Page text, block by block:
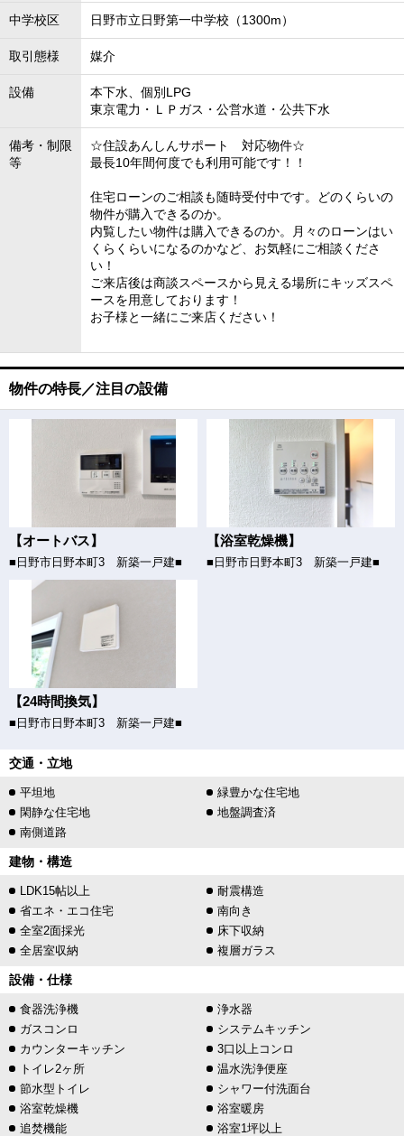
中学校区 日野市立日野第一中学校（1300m）
取引態様 媒介
設備
本下水、個別LPG
東京電力・ＬＰガス・公営水道・公共下水
備考・制限
等
☆住設あんしんサポート 対応物件☆
最長10年間何度でも利用可能です！！
住宅ローンのご相談も随時受付中です。どのくらいの
物件が購入できるのか。
内覧したい物件は購入できるのか。月々のローンはい
くらくらいになるのかなど、お気軽にご相談くださ
い！
ご来店後は商談スペースから見える場所にキッズスペ
ースを用意しております！
お子様と一緒にご来店ください！
物件の特長／注目の設備
【オートバス】
■日野市日野本町3 新築一戸建■
【浴室乾燥機】
■日野市日野本町3 新築一戸建■
【24時間換気】
■日野市日野本町3 新築一戸建■
交通・立地
平坦地
緑豊かな住宅地
閑静な住宅地
地盤調査済
南側道路
建物・構造
LDK15帖以上
耐震構造
省エネ・エコ住宅
南向き
全室2面採光
床下収納
全居室収納
複層ガラス
設備・仕様
食器洗浄機
浄水器
ガスコンロ
システムキッチン
カウンターキッチン
3口以上コンロ
トイレ2ヶ所
温水洗浄便座
節水型トイレ
シャワー付洗面台
浴室乾燥機
浴室暖房
追焚機能
浴室1坪以上